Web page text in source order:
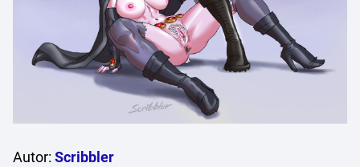
Autor: Scribbler